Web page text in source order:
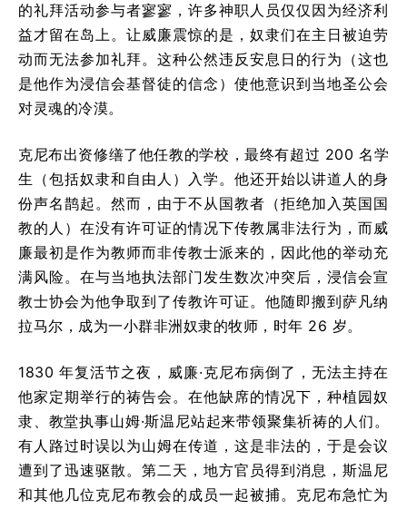
的礼拜活动参与者寥寥，许多神职人员仅仅因为经济利
益才留在岛上。让威廉震惊的是，奴隶们在主日被迫劳
动而无法参加礼拜。这种公然违反安息日的行为（这也
是他作为浸信会基督徒的信念）使他意识到当地圣公会
对灵魂的冷漠。
克尼布出资修缮了他任教的学校，最终有超过 200 名学
生（包括奴隶和自由人）入学。他还开始以讲道人的身
份声名鹊起。然而，由于不从国教者（拒绝加入英国国
教的人）在没有许可证的情况下传教属非法行为，而威
廉最初是作为教师而非传教士派来的，因此他的举动充
满风险。在与当地执法部门发生数次冲突后，浸信会宣
教士协会为他争取到了传教许可证。他随即搬到萨凡纳
拉马尔，成为一小群非洲奴隶的牧师，时年 26 岁。
1830 年复活节之夜，威廉·克尼布病倒了，无法主持在
他家定期举行的祷告会。在他缺席的情况下，种植园奴
隶、教堂执事山姆·斯温尼站起来带领聚集祈祷的人们。
有人路过时误以为山姆在传道，这是非法的，于是会议
遭到了迅速驱散。第二天，地方官员得到消息，斯温尼
和其他几位克尼布教会的成员一起被捕。克尼布急忙为